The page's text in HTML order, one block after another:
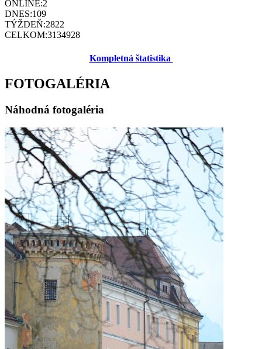
ONLINE:2
DNES:109
TÝŽDEŇ:2822
CELKOM:3134928
Kompletná štatistika
FOTOGALÉRIA
Náhodná fotogaléria